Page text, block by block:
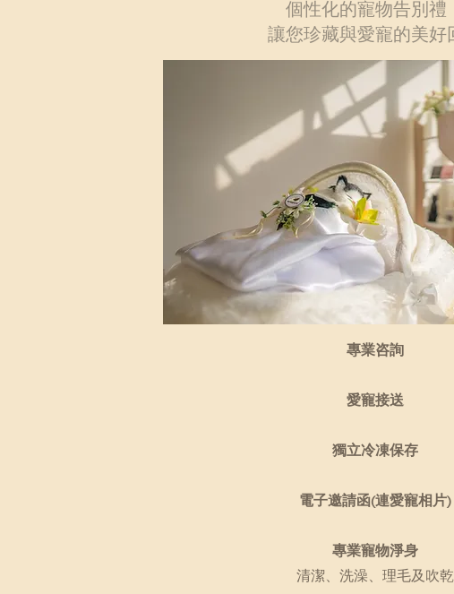
個性化的寵物告別禮
讓您珍藏與愛寵的美好
專業咨詢
愛寵接送
獨立冷凍保存
電子邀請函(連愛寵相片)
專業寵物淨身
清潔、洗澡、理毛及吹乾